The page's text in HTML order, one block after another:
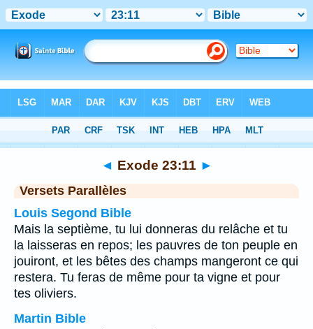
Chapitre 23> Verset 11
◄ Exode 23:11 ►
Versets Parallèles
Louis Segond Bible
Mais la septième, tu lui donneras du relâche et tu
la laisseras en repos; les pauvres de ton peuple en
jouiront, et les bêtes des champs mangeront ce qui
restera. Tu feras de même pour ta vigne et pour
tes oliviers.
Martin Bible